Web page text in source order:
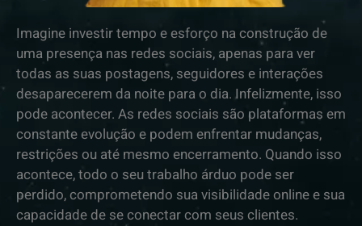
Imagine investir tempo e esforço na construção de
uma presença nas redes sociais, apenas para ver
todas as suas postagens, seguidores e interações
desaparecerem da noite para o dia. Infelizmente, isso
pode acontecer. As redes sociais são plataformas em
constante evolução e podem enfrentar mudanças,
restrições ou até mesmo encerramento. Quando isso
acontece, todo o seu trabalho árduo pode ser
perdido, comprometendo sua visibilidade online e sua
capacidade de se conectar com seus clientes.